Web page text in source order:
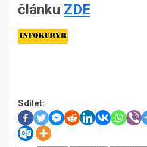
článku ZDE
Sdílet: